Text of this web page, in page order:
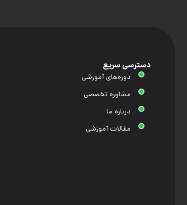
دسترسی سریع
دوره‌های آموزشی
مشاوره تخصصی
درباره ما
مقالات آموزشی